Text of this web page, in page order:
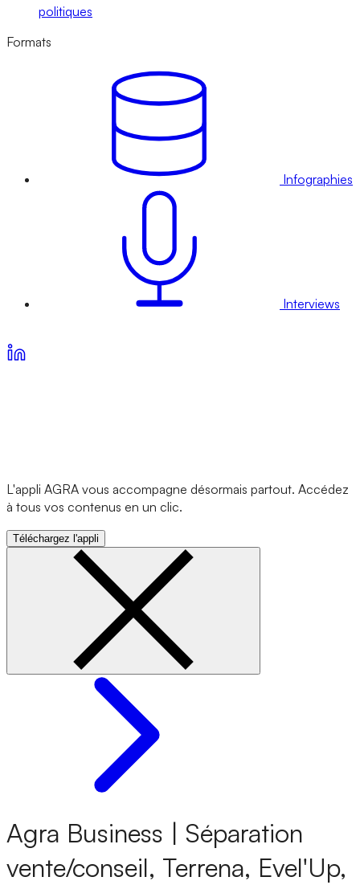
politiques
Formats
Infographies
Interviews
L'appli AGRA vous accompagne désormais partout. Accédez
à tous vos contenus en un clic.
Téléchargez l'appli
Agra Business | Séparation
vente/conseil, Terrena, Evel'Up,